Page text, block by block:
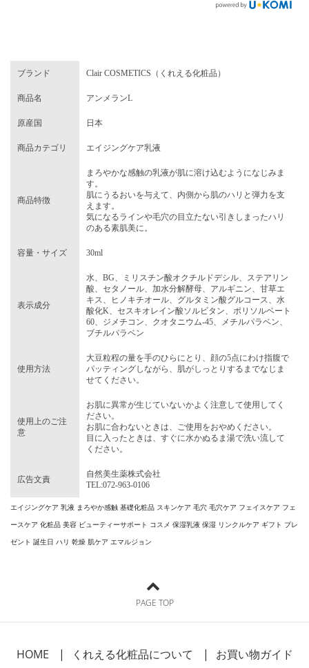
ブランド Clair COSMETICS（くれえる化粧品）
商品名 アンメランL
原産国 日本
商品カテゴリ エイジングケア乳液
商品特徴
まろやかな感触の乳液が肌に溶け込むようになじみま
す。
肌にうるおいを与えて、内側から肌のハリと弾力を支
えます。
気になるラインや毛穴の目立たない引きしまったハリ
のある素肌美に。
容量・サイズ 30ml
表示成分
水、BG、ミリスチン酸オクチルドデシル、ステアリン
酸、セタノール、加水分解酵母、アルギニン、甘草エ
キス、ヒノキチオール、グルタミン酸グルコース、水
酸化K、セスキオレイン酸ソルビタン、ポリソルベート
60、ジメチコン、クオタニウム-45、メチルパラベン、
ブチルパラベン
使用方法
大豆粒程の量を手のひらにとり、顔の5点にわけ指腹で
パッティングしながら、肌がしっとりするまでなじま
せてください。
使用上のご注
意
お肌に異常が生じていないかよく注意して使用してく
ださい。
お肌に合わないときは、ご使用をおやめください。
目に入ったときは、すぐに水かぬるま湯で洗い流して
ください。
広告文責
自然美生薬株式会社
TEL:072-963-0106
エイジングケア 乳液 まろやか感触 基礎化粧品 スキンケア 毛穴 毛穴ケア フェイスケア フェ
ースケア 化粧品 美容 ビューティーサポート コスメ 保湿乳液 保湿 リンクルケア ギフト プレ
ゼント 誕生日 ハリ 乾燥 肌ケア エマルジョン
PAGE TOP
HOME くれえる化粧品について
お買い物ガイド